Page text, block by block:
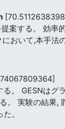
案する。 効率
おいて,本手法
。 GESNはグ
。 実験の結果,
。